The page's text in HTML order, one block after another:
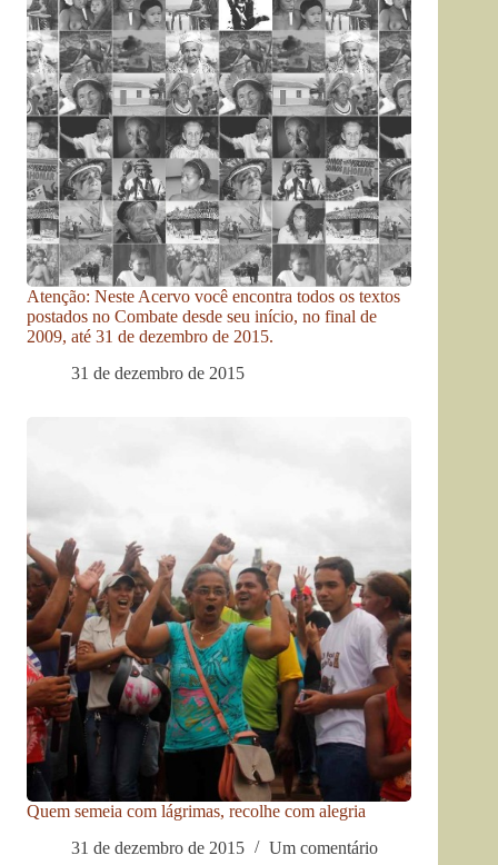
Atenção: Neste Acervo você encontra todos os textos
postados no Combate desde seu início, no final de
2009, até 31 de dezembro de 2015.
31 de dezembro de 2015
Quem semeia com lágrimas, recolhe com alegria
31 de dezembro de 2015
Um comentário